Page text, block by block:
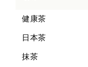
健康茶
日本茶
抹茶